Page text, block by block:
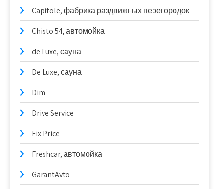
Capitole, фабрика раздвижных перегородок
Chisto 54, автомойка
de Luxe, сауна
De Luxe, сауна
Dim
Drive Service
Fix Price
Freshcar, автомойка
GarantAvto